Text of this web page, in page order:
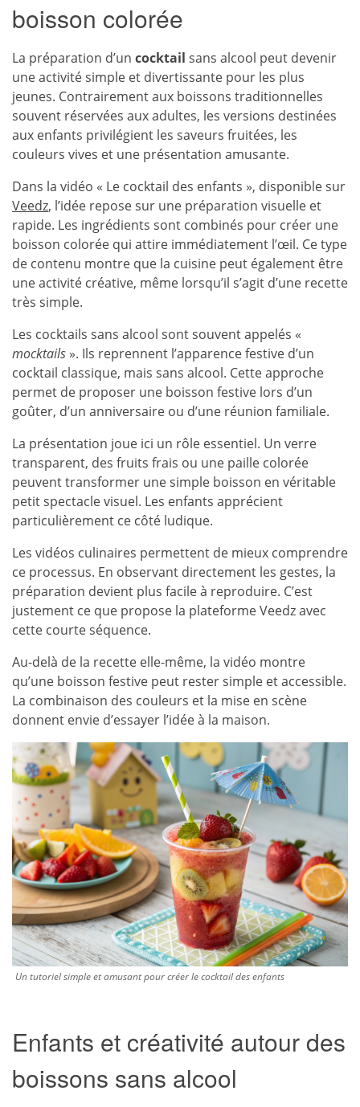
boisson colorée
La préparation d’un cocktail sans alcool peut devenir
une activité simple et divertissante pour les plus
jeunes. Contrairement aux boissons traditionnelles
souvent réservées aux adultes, les versions destinées
aux enfants privilégient les saveurs fruitées, les
couleurs vives et une présentation amusante.
Dans la vidéo « Le cocktail des enfants », disponible sur
Veedz, l’idée repose sur une préparation visuelle et
rapide. Les ingrédients sont combinés pour créer une
boisson colorée qui attire immédiatement l’œil. Ce type
de contenu montre que la cuisine peut également être
une activité créative, même lorsqu’il s’agit d’une recette
très simple.
Les cocktails sans alcool sont souvent appelés «
mocktails ». Ils reprennent l’apparence festive d’un
cocktail classique, mais sans alcool. Cette approche
permet de proposer une boisson festive lors d’un
goûter, d’un anniversaire ou d’une réunion familiale.
La présentation joue ici un rôle essentiel. Un verre
transparent, des fruits frais ou une paille colorée
peuvent transformer une simple boisson en véritable
petit spectacle visuel. Les enfants apprécient
particulièrement ce côté ludique.
Les vidéos culinaires permettent de mieux comprendre
ce processus. En observant directement les gestes, la
préparation devient plus facile à reproduire. C’est
justement ce que propose la plateforme Veedz avec
cette courte séquence.
Au-delà de la recette elle-même, la vidéo montre
qu’une boisson festive peut rester simple et accessible.
La combinaison des couleurs et la mise en scène
donnent envie d’essayer l’idée à la maison.
Un tutoriel simple et amusant pour créer le cocktail des enfants
Enfants et créativité autour des
boissons sans alcool